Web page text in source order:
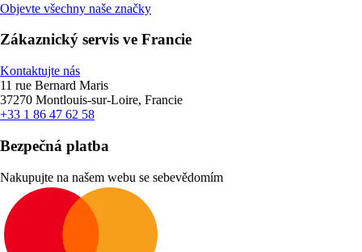
Objevte všechny naše značky
Zákaznický servis ve Francie
Kontaktujte nás
11 rue Bernard Maris
37270 Montlouis-sur-Loire, Francie
+33 1 86 47 62 58
Bezpečná platba
Nakupujte na našem webu se sebevědomím